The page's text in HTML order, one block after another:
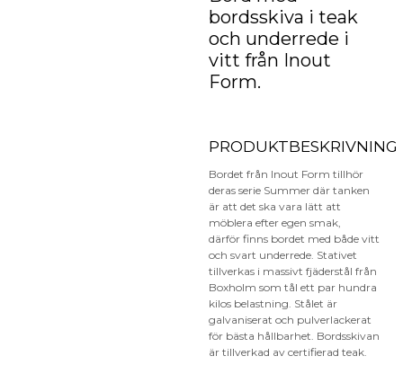
bordsskiva i teak
och underrede i
vitt från Inout
Form.
PRODUKTBESKRIVNING
Bordet från Inout Form tillhör
deras serie Summer där tanken
är att det ska vara lätt att
möblera efter egen smak,
därför finns bordet med både vitt
och svart underrede. Stativet
tillverkas i massivt fjäderstål från
Boxholm som tål ett par hundra
kilos belastning. Stålet är
galvaniserat och pulverlackerat
för bästa hållbarhet. Bordsskivan
är tillverkad av certifierad teak.